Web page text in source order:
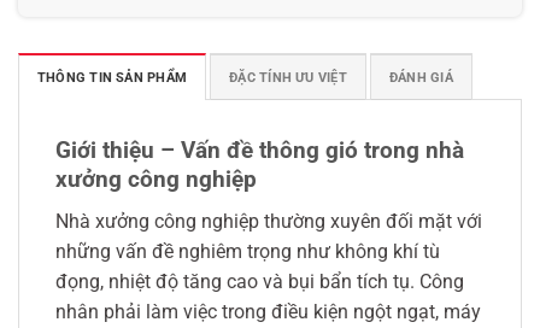
Quạt hút công nghiệp mái nhà xưởng
Liên hệ nhận giá
Chi tiết
THÔNG TIN SẢN PHẨM ĐẶC TÍNH ƯU VIỆT ĐÁNH GIÁ
Giới thiệu – Vấn đề thông gió trong nhà
xưởng công nghiệp
Nhà xưởng công nghiệp thường xuyên đối mặt với
những vấn đề nghiêm trọng như không khí tù
đọng, nhiệt độ tăng cao và bụi bẩn tích tụ. Công
nhân phải làm việc trong điều kiện ngột ngạt, máy